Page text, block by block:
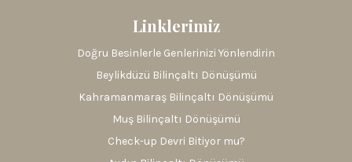
Linklerimiz
Doğru Besinlerle Genlerinizi Yönlendirin
Beylikdüzü Bilinçaltı Dönüşümü
Kahramanmaraş Bilinçaltı Dönüşümü
Muş Bilinçaltı Dönüşümü
Check-up Devri Bitiyor mu?